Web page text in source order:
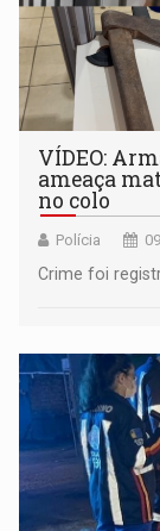
VÍDEO:
ameaça
no colo
Polícia
Crime foi